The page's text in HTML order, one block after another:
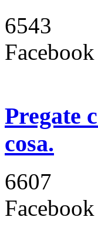
6543
Facebook
Pregate
cosa.
6607
Facebook